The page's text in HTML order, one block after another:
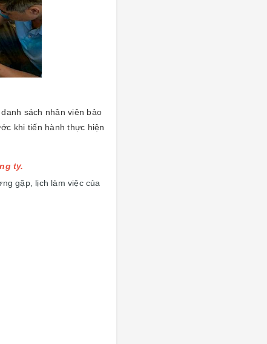
sách nhân viên bảo
khi tiến hành thực hiện
ty.
gặp, lịch làm việc của